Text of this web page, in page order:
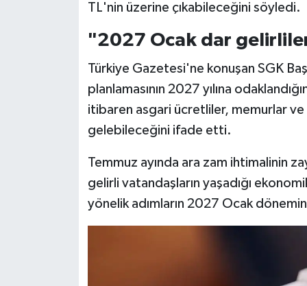
TL'nin üzerine çıkabileceğini söyledi.
"2027 Ocak dar
Türkiye Gazetesi'ne konuşan SGK
planlamasının 2027 yılına
itibaren asgari ücretliler, memurlar
gelebileceğini ifade etti.
Temmuz ayında ara zam ihtimalinin
gelirli vatandaşların yaşadığı
yönelik adımların 2027 Ocak